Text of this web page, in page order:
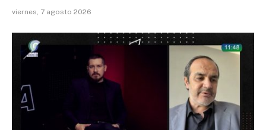
viernes, 7 agosto 2026